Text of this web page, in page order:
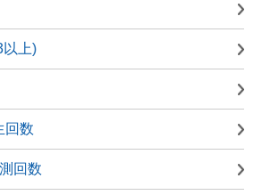
以上)
回数
回数